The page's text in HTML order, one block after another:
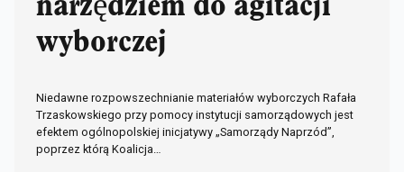
narzędziem do agitacji
wyborczej
Niedawne rozpowszechnianie materiałów wyborczych Rafała
Trzaskowskiego przy pomocy instytucji samorządowych jest
efektem ogólnopolskiej inicjatywy „Samorządy Naprzód”,
poprzez którą Koalicja…